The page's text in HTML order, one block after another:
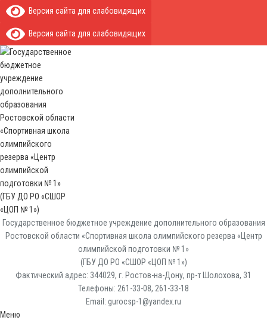
Версия сайта для слабовидящих
Версия сайта для слабовидящих
Государственное бюджетное учреждение дополнительного образования
Ростовской области «Спортивная школа олимпийского резерва «Центр
олимпийской подготовки № 1»
(ГБУ ДО РО «СШОР «ЦОП № 1»)
Фактический адрес: 344029, г. Ростов-на-Дону, пр-т Шолохова, 31
Телефоны: 261-33-08, 261-33-18
Email: gurocsp-1@yandex.ru
Меню